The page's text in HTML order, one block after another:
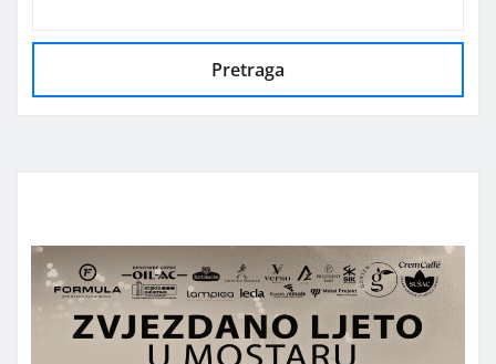
Pretraga